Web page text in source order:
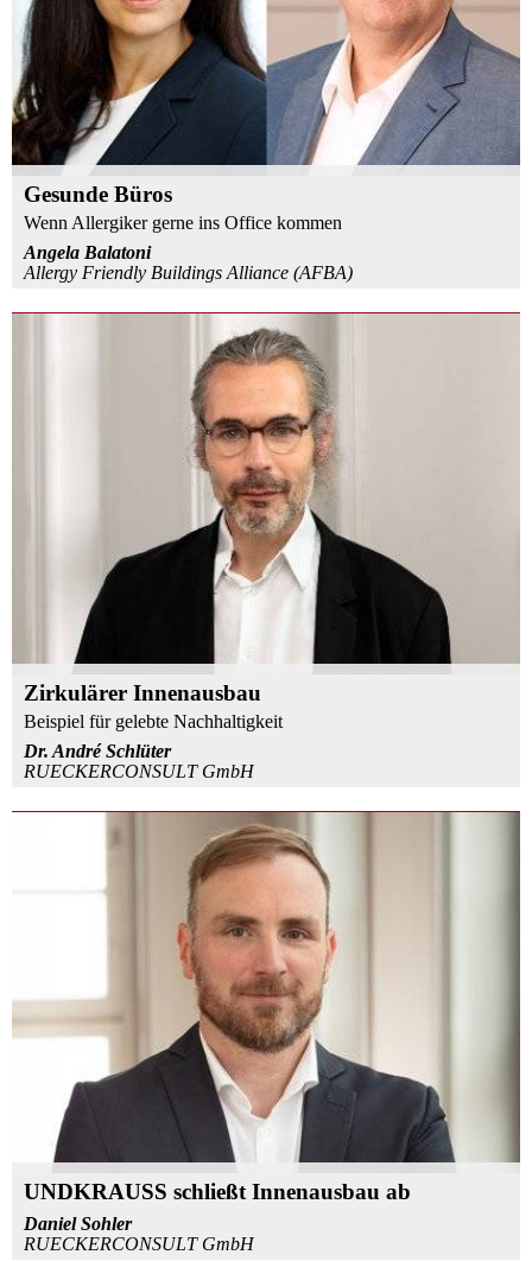
Gesunde Büros
Wenn Allergiker gerne ins Office kommen
Angela Balatoni
Allergy Friendly Buildings Alliance (AFBA)
Zirkulärer Innenausbau
Beispiel für gelebte Nachhaltigkeit
Dr. André Schlüter
RUECKERCONSULT GmbH
UNDKRAUSS schließt Innenausbau ab
Daniel Sohler
RUECKERCONSULT GmbH